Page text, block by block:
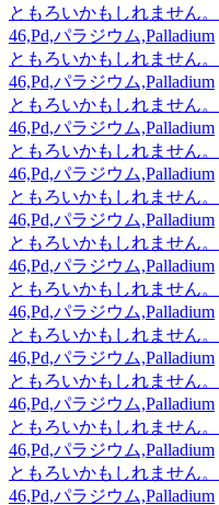
ともろいかもしれません。
46,Pd,パラジウム,Palladium
ともろいかもしれません。
46,Pd,パラジウム,Palladium
ともろいかもしれません。
46,Pd,パラジウム,Palladium
ともろいかもしれません。
46,Pd,パラジウム,Palladium
ともろいかもしれません。
46,Pd,パラジウム,Palladium
ともろいかもしれません。
46,Pd,パラジウム,Palladium
ともろいかもしれません。
46,Pd,パラジウム,Palladium
ともろいかもしれません。
46,Pd,パラジウム,Palladium
ともろいかもしれません。
46,Pd,パラジウム,Palladium
ともろいかもしれません。
46,Pd,パラジウム,Palladium
ともろいかもしれません。
46,Pd,パラジウム,Palladium